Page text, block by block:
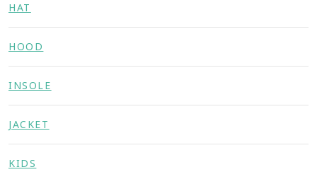
HAT
HOOD
INSOLE
JACKET
KIDS